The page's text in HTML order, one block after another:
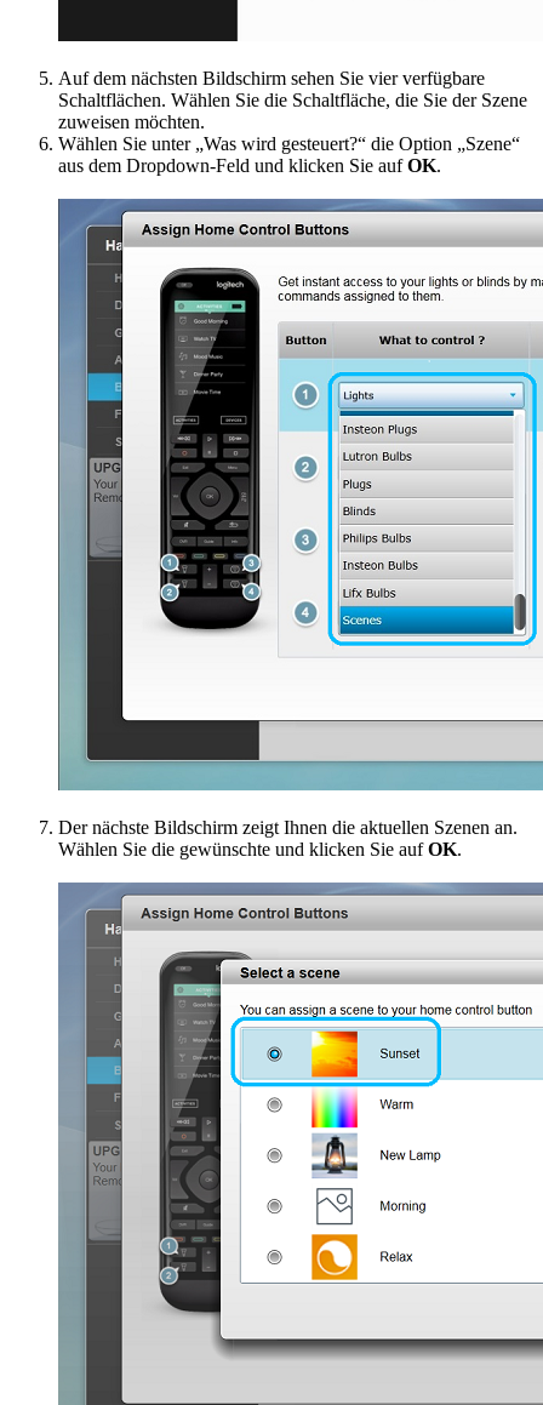
Auf dem nächsten Bildschirm sehen Sie vier verfügbare
Schaltflächen. Wählen Sie die Schaltfläche, die Sie der Szene
zuweisen möchten.
Wählen Sie unter „Was wird gesteuert?“ die Option „Szene“
aus dem Dropdown-Feld und klicken Sie aufOK.
Der nächste Bildschirm zeigt Ihnen die aktuellen Szenen an.
Wählen Sie die gewünschte und klicken Sie aufOK.